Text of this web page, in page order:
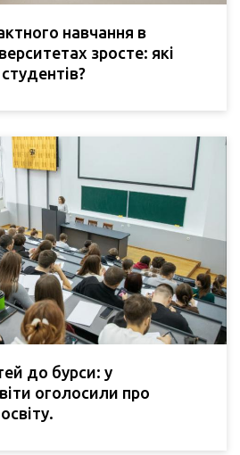
навчання в
зросте: які
до бурси: у
оголосили про